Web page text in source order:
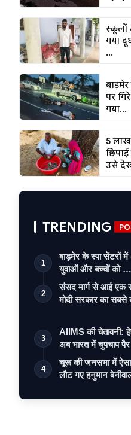
स्कूलों
गया
...
पर
गया...
5
उसे
TRENDING
1
बाड़मेर के स्पा सेंटरों में
युवाओं और बच्चों को …
2
संसद मार्ग से आई एक
मोदी सरकार का
3
AIIMS की चेतावनी:
अब भारत में चुपचाप
4
चूरू की जनसभा में ऐसा
लौट गए हनुमान